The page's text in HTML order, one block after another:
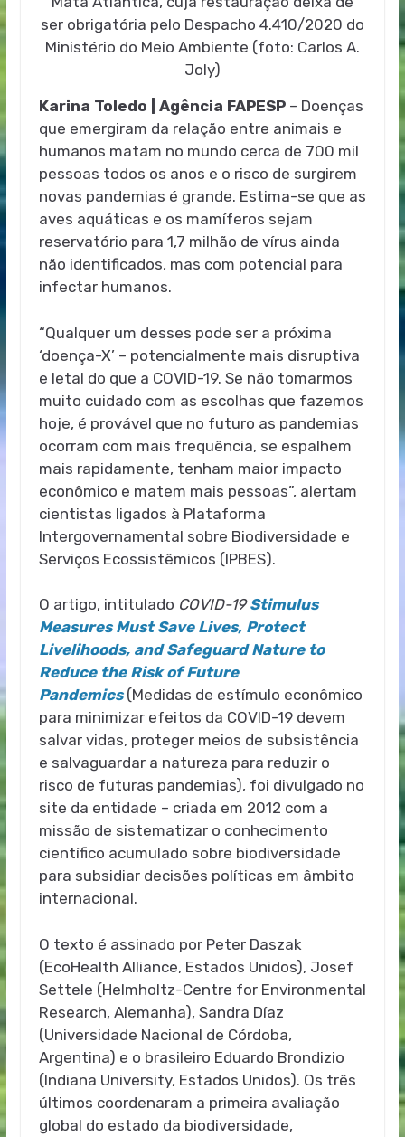
ser obrigatória pelo Despacho 4.410/2020 do
Ministério do Meio Ambiente (foto: Carlos A.
Joly)
Karina Toledo | Agência FAPESP– Doenças
que emergiram da relação entre animais e
humanos matam no mundo cerca de 700 mil
pessoas todos os anos e o risco de surgirem
novas pandemias é grande. Estima-se que as
aves aquáticas e os mamíferos sejam
reservatório para 1,7 milhão de vírus ainda
não identificados, mas com potencial para
infectar humanos.
“Qualquer um desses pode ser a próxima
‘doença-X’ – potencialmente mais disruptiva
e letal do que a COVID-19. Se não tomarmos
muito cuidado com as escolhas que fazemos
hoje, é provável que no futuro as pandemias
ocorram com mais frequência, se espalhem
mais rapidamente, tenham maior impacto
econômico e matem mais pessoas”, alertam
cientistas ligados à Plataforma
Intergovernamental sobre Biodiversidade e
Serviços Ecossistêmicos (IPBES).
O artigo, intitulado COVID-19Stimulus
Measures Must Save Lives, Protect
Livelihoods, and Safeguard Nature to
Reduce the Risk of Future
Pandemics (Medidas de estímulo econômico
para minimizar efeitos da COVID-19 devem
salvar vidas, proteger meios de subsistência
e salvaguardar a natureza para reduzir o
risco de futuras pandemias), foi divulgado no
site da entidade – criada em 2012 com a
missão de sistematizar o conhecimento
científico acumulado sobre biodiversidade
para subsidiar decisões políticas em âmbito
internacional.
O texto é assinado por Peter Daszak
(EcoHealth Alliance, Estados Unidos), Josef
Settele (Helmholtz-Centre for Environmental
Research, Alemanha), Sandra Díaz
(Universidade Nacional de Córdoba,
Argentina) e o brasileiro Eduardo Brondizio
(Indiana University, Estados Unidos). Os três
últimos coordenaram a primeira avaliação
global do estado da biodiversidade,